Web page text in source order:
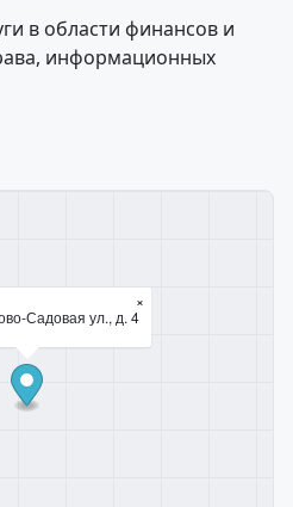
в области финансов и
информационных
Садовая ул., д. 4
×